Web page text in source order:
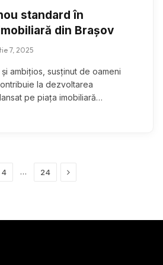
standard în
din Brașov
7, 2025
ambițios, susținut de oameni
la dezvoltarea
pe piața imobiliară…
4 … 24 Next